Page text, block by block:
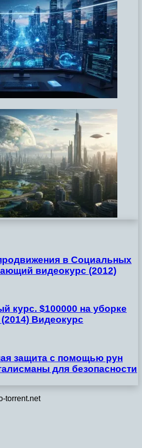
в Социальных
видеокурс (2012)
курс. $100000 на уборке
Видеокурс
защита с помощью рун
для безопасности
torrent.net